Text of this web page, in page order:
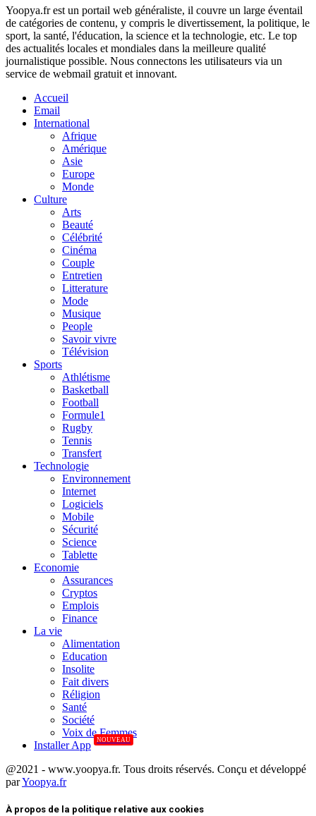
Yoopya.fr est un portail web généraliste, il couvre un large éventail
de catégories de contenu, y compris le divertissement, la politique, le
sport, la santé, l'éducation, la science et la technologie, etc. Le top
des actualités locales et mondiales dans la meilleure qualité
journalistique possible. Nous connectons les utilisateurs via un
service de webmail gratuit et innovant.
Accueil
Email
International
Afrique
Amérique
Asie
Europe
Monde
Culture
Arts
Beauté
Célébrité
Cinéma
Couple
Entretien
Litterature
Mode
Musique
People
Savoir vivre
Télévision
Sports
Athlétisme
Basketball
Football
Formule1
Rugby
Tennis
Transfert
Technologie
Environnement
Internet
Logiciels
Mobile
Sécurité
Science
Tablette
Economie
Assurances
Cryptos
Emplois
Finance
La vie
Alimentation
Education
Insolite
Fait divers
Réligion
Santé
Société
Voix de Femmes
Installer App
NOUVEAU
@2021 - www.yoopya.fr. Tous droits réservés. Conçu et développé
parYoopya.fr
À propos de la politique relative aux cookies